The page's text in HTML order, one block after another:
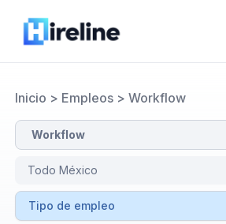
Inicio > Empleos> Workflow